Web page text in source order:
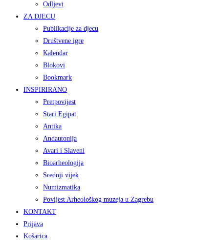
Odljevi
ZA DJECU
Publikacije za djecu
Društvene igre
Kalendar
Blokovi
Bookmark
INSPIRIRANO
Pretpovijest
Stari Egipat
Antika
Andautonija
Avari i Slaveni
Bioarheologija
Srednji vijek
Numizmatika
Povijest Arheološkog muzeja u Zagrebu
KONTAKT
Prijava
Košarica